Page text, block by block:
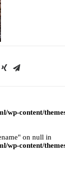
wp-content/
on null in
wp-content/